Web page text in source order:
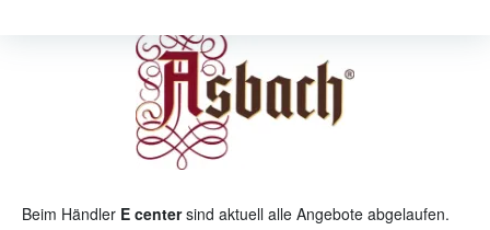
Beim Händler E centersind aktuell alle Angebote abgelaufen.